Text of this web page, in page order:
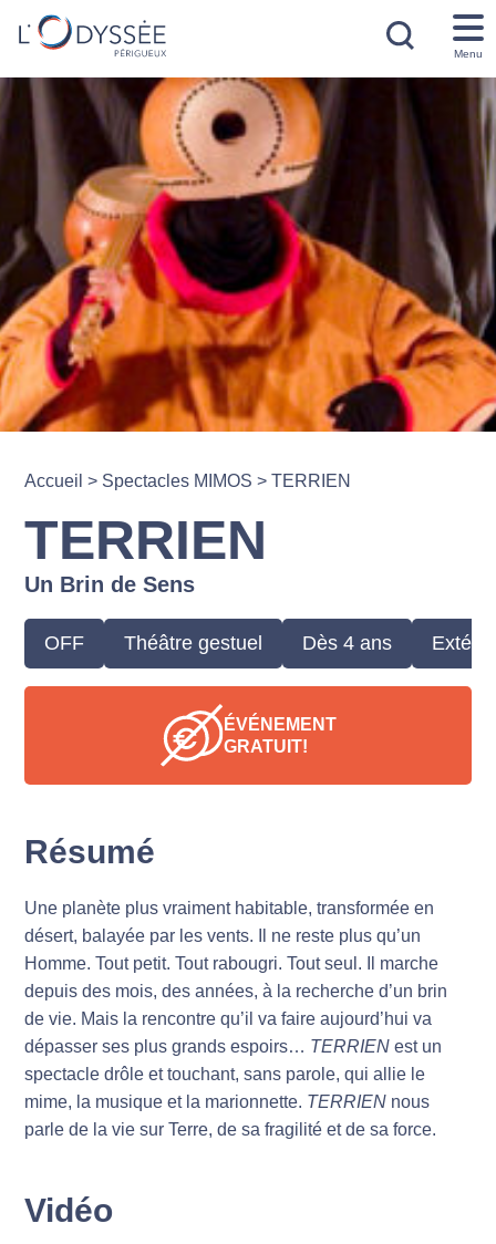
Menu
Accueil > Spectacles MIMOS >TERRIEN
TERRIEN
Un Brin de Sens
OFF Théâtre gestuel Dès 4 ans
ÉVÉNEMENT
GRATUIT!
Résumé
Une planète plus vraiment habitable, transformée en
désert, balayée par les vents. Il ne reste plus qu’un
Homme. Tout petit. Tout rabougri. Tout seul. Il marche
depuis des mois, des années, à la recherche d’un brin
de vie. Mais la rencontre qu’il va faire aujourd’hui va
dépasser ses plus grands espoirs… TERRIEN est un
spectacle drôle et touchant, sans parole, qui allie le
mime, la musique et la marionnette. TERRIEN nous
parle de la vie sur Terre, de sa fragilité et de sa force.
Vidéo